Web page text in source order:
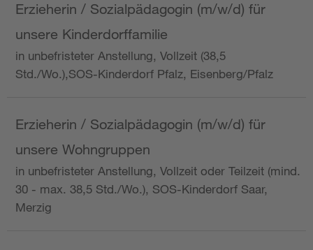
Erzieherin / Sozialpädagogin (m/w/d) für
unsere Kinderdorffamilie
in unbefristeter Anstellung, Vollzeit (38,5
Std./Wo.),SOS-Kinderdorf Pfalz, Eisenberg/Pfalz
Erzieherin / Sozialpädagogin (m/w/d) für
unsere Wohngruppen
in unbefristeter Anstellung, Vollzeit oder Teilzeit (mind.
30 - max. 38,5 Std./Wo.), SOS-Kinderdorf Saar,
Merzig